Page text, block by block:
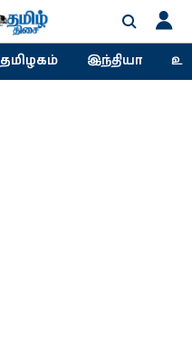
தமிழகம் இந்தியா